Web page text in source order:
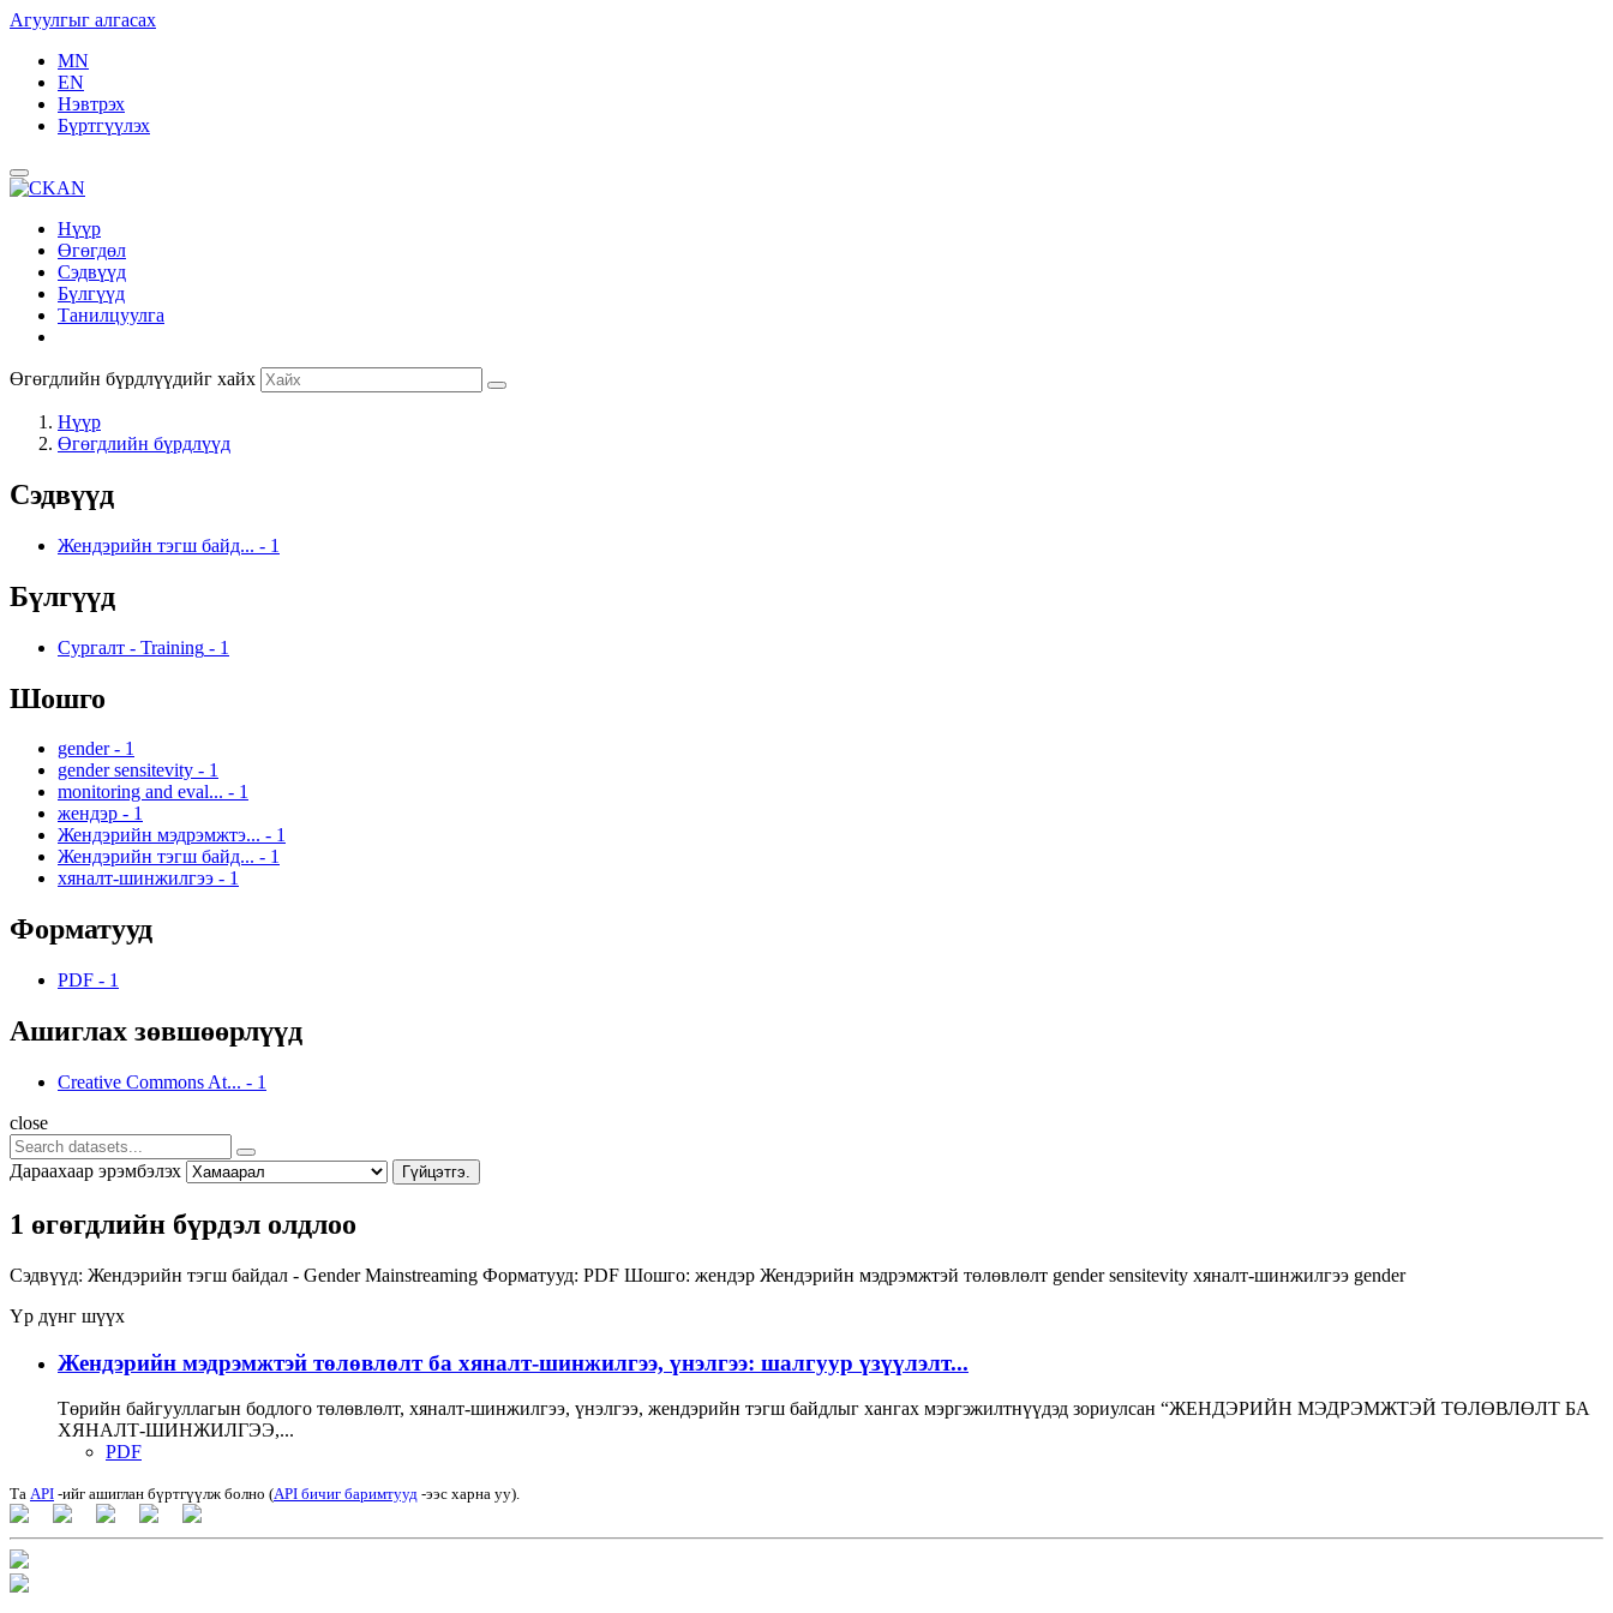
Агуулгыг алгасах
MN
EN
Нэвтрэх
Бүртгүүлэх
Нүүр
Өгөгдөл
Сэдвүүд
Бүлгүүд
Танилцуулга
Өгөгдлийн бүрдлүүдийг хайх
Нүүр
Өгөгдлийн бүрдлүүд
Сэдвүүд
Жендэрийн тэгш байд... - 1
Бүлгүүд
Сургалт - Training - 1
Шошго
gender - 1
gender sensitevity - 1
monitoring and eval... - 1
жендэр - 1
Жендэрийн мэдрэмжтэ... - 1
Жендэрийн тэгш байд... - 1
хяналт-шинжилгээ - 1
Форматууд
PDF - 1
Ашиглах зөвшөөрлүүд
Creative Commons At... - 1
close
Дараахаар эрэмбэлэх Гүйцэтгэ.
1 өгөгдлийн бүрдэл олдлоо
Сэдвүүд: Жендэрийн тэгш байдал - Gender Mainstreaming Форматууд: PDF Шошго: жендэр Жендэрийн мэдрэмжтэй төлөвлөлт gender sensitevity хяналт-шинжилгээ gender
Үр дүнг шүүх
Жендэрийн мэдрэмжтэй төлөвлөлт ба хяналт-шинжилгээ, үнэлгээ: шалгуур үзүүлэлт...
Төрийн байгууллагын бодлого төлөвлөлт, хяналт-шинжилгээ, үнэлгээ, жендэрийн тэгш байдлыг хангах мэргэжилтнүүдэд зориулсан “ЖЕНДЭРИЙН МЭДРЭМЖТЭЙ ТӨЛӨВЛӨЛТ БА
ХЯНАЛТ-ШИНЖИЛГЭЭ,...
PDF
Та API -ийг ашиглан бүртгүүлж болно (API бичиг баримтууд -ээс харна уу).